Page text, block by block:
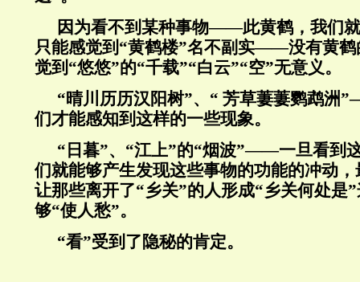
因为看不到某种事物——此黄鹤，我们
只能感觉到 “黄鹤楼”名不副实——没有黄鹤
觉到 “悠悠”的“千载”“白云”“空”无意义。
“晴川历历汉阳树”、 “ 芳草萋萋鹦鹉洲
们才能感知到这样的一些现象。
“日暮”、“江上”的“烟波”——一旦看到
们就能够产生发现这些事物的功能的冲动
让那些离开了“乡关”的人形成“乡关何处是
够“使人愁”。
“看”受到了隐秘的肯定。